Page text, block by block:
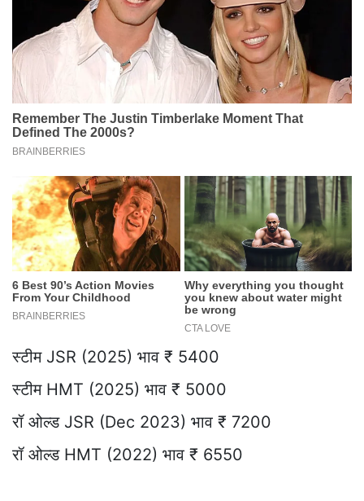
स्टीम JSR (2025) भाव ₹ 5400
स्टीम HMT (2025) भाव ₹ 5000
रॉ ओल्ड JSR (Dec 2023) भाव ₹ 7200
रॉ ओल्ड HMT (2022) भाव ₹ 6550